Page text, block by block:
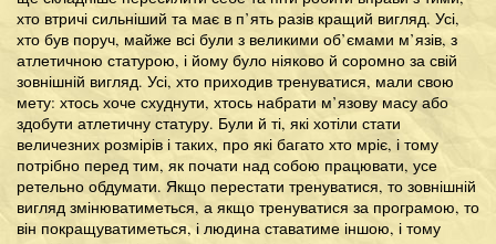
хто втричі сильніший та має в п’ять разів кращий вигляд. Усі,
хто був поруч, майже всі були з великими об’ємами м’язів, з
атлетичною статурою, і йому було ніяково й соромно за свій
зовнішній вигляд. Усі, хто приходив тренуватися, мали свою
мету: хтось хоче схуднути, хтось набрати м’язову масу або
здобути атлетичну статуру. Були й ті, які хотіли стати
величезних розмірів і таких, про які багато хто мріє, і тому
потрібно перед тим, як почати над собою працювати, усе
ретельно обдумати. Якщо перестати тренуватися, то зовнішній
вигляд змінюватиметься, а якщо тренуватися за програмою, то
він покращуватиметься, і людина ставатиме іншою, і тому